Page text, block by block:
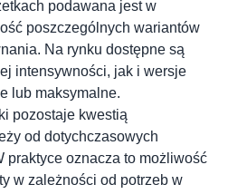
podawana jest w
poszczególnych wariantów
Na rynku dostępne są
intensywności, jak i wersje
lub maksymalne.
pozostaje kwestią
od dotychczasowych
praktyce oznacza to możliwość
w zależności od potrzeb w